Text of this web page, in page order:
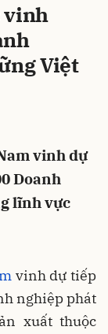
vinh
Việt
vinh dự
Doanh
lĩnh vực
vinh dự tiếp
nghiệp phát
xuất thuộc